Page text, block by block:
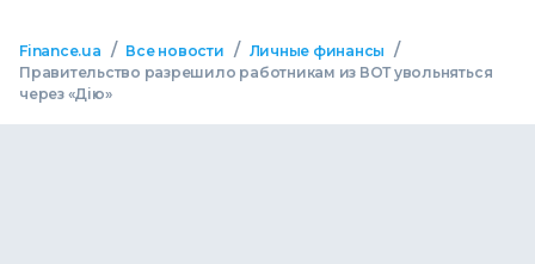
Finance.ua / Все новости / Личные финансы /
Правительство разрешило работникам из ВОТ увольняться
через «Дію»